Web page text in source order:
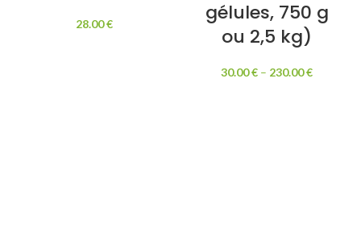
28.00€
gélules, 750 g
ou 2,5 kg)
30.00€ – 230.00€